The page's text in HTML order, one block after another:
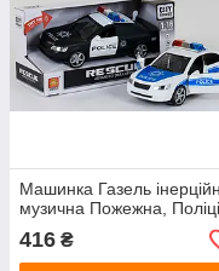
Машинка Газель
музична Пожежна,
416 ₴